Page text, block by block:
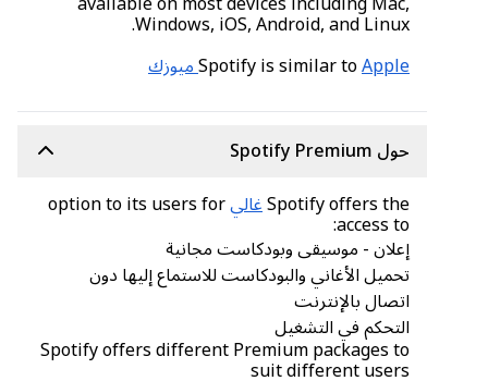
Windows, iOS, Android, and Linux.
Spotify is similar toApple ميوزك
Spotify offers theغاليoption to its users for
access to:
إعلان - موسيقى وبودكاست مجانية
تحميل الأغاني والبودكاست للاستماع إليها دون
اتصال بالإنترنت
التحكم في التشغيل
Spotify offers different Premium packages to
suit different users